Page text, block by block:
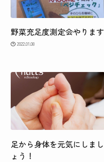
野菜充足度測定会やります
2022.01.08
足から身体を元気にしまし
ょう！